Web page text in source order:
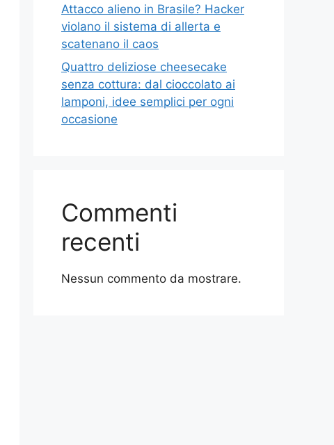
Attacco alieno in Brasile? Hacker
violano il sistema di allerta e
scatenano il caos
Quattro deliziose cheesecake
senza cottura: dal cioccolato ai
lamponi, idee semplici per ogni
occasione
Commenti
recenti
Nessun commento da mostrare.